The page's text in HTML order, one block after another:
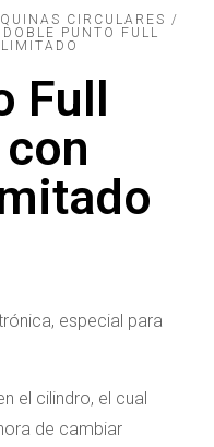
CIRCULARES /
PUNTO FULL
Full
especial para
el cilindro, el cual
de cambiar